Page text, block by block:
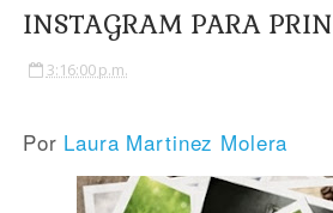
INSTAGRAM PARA
3:16:00 p.m.
Por Laura Martinez Molera